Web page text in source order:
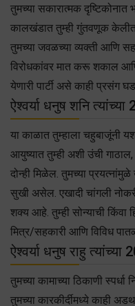
तुमच्या सकारात्मक दृष्टिकोनात
कालखंडात तुम्ही गुंतवणूक
तुमच्या जवळच्या व्यक्ती आणि
विरोधकांवर मात करू शकाल
येणारी पार्टी असे काही प्रसंग
ऐश्वर्या धनुष शनि
या काळात तुम्हाला चहुबाजूंनी
आयुष्यात तुम्ही अशी उंची
दोन्ही मिळेल. तुमच्या
सुखी असेल. एखादी चांगली
शक्य आहे. तुम्ही सोन्याची किंवा
मित्र/सहकारी आणि विविध
ऐश्वर्या धनुष राहु
तुमच्या कामाच्या ठिकाणी
तुमच्या कारकीर्दीमध्ये काही